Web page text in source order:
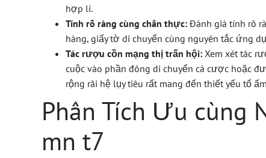
hợp lí.
Tính rõ ràng cùng chân thực: Đánh giá tính rõ
hàng, giấy tờ di chuyển cùng nguyên tắc ứng
Tác rượu cồn mạng thị trấn hội: Xem xét tác
cuộc vào phần đông di chuyển cá cược hoặc
rộng rãi hệ lụy tiêu rất mang đến thiết yếu tổ
Phân Tích Ưu cùng
mn t7